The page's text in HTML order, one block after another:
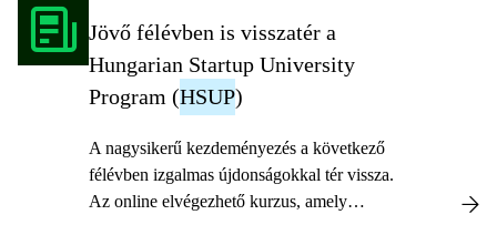
Jövő félévben is visszatér a
Hungarian Startup University
Program (HSUP)
A nagysikerű kezdeményezés a következő
félévben izgalmas újdonságokkal tér vissza.
Az online elvégezhető kurzus, amely